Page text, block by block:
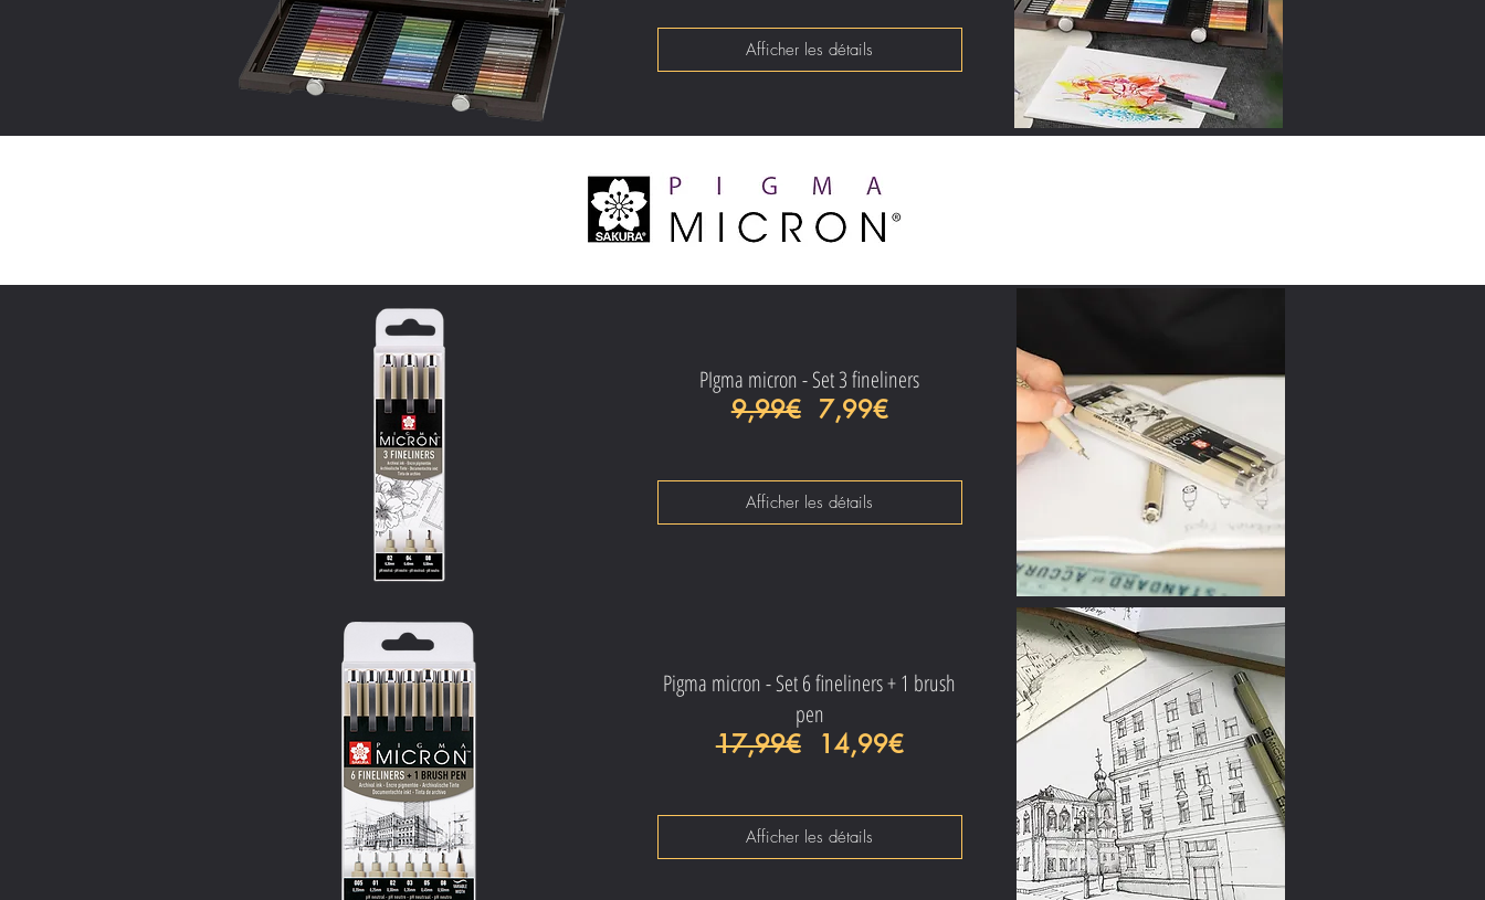
Afficher les détails
PIgma micron - Set 3 fineliners
9,99€ Prix original
7,99€Prix promotionnel
Afficher les détails
Pigma micron - Set 6 fineliners + 1 brush
pen
17,99€ Prix original
14,99€Prix promotionnel
Afficher les détails